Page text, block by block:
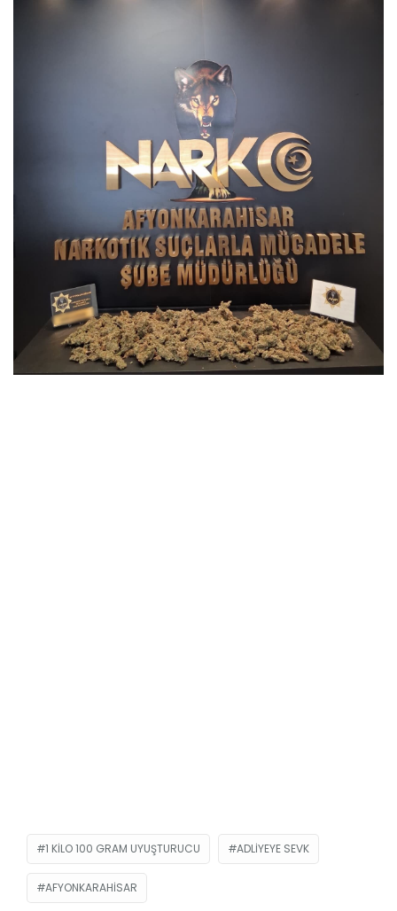
1 KILO 100 GRAM UYUŞTURUCU ADLIYEYE SEVK
AFYONKARAHISAR